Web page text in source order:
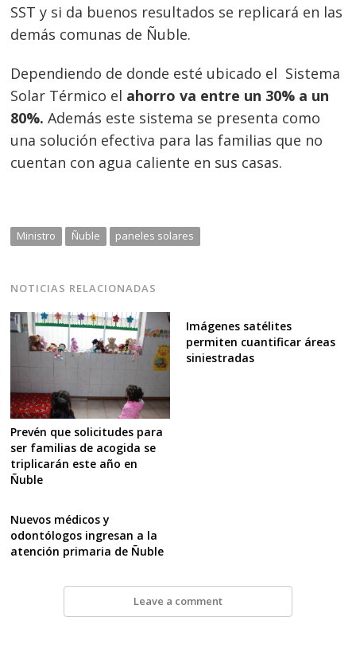
SST y si da buenos resultados se replicará en las
demás comunas de Ñuble.
Dependiendo de donde esté ubicado el Sistema
Solar Térmico el ahorro va entre un 30% a un
80%. Además este sistema se presenta como
una solución efectiva para las familias que no
cuentan con agua caliente en sus casas.
Ministro Ñuble paneles solares
NOTICIAS RELACIONADAS
Prevén que solicitudes para
ser familias de acogida se
triplicarán este año en
Ñuble
Imágenes satélites
permiten cuantificar áreas
siniestradas
Nuevos médicos y
odontólogos ingresan a la
atención primaria de Ñuble
Leave a comment